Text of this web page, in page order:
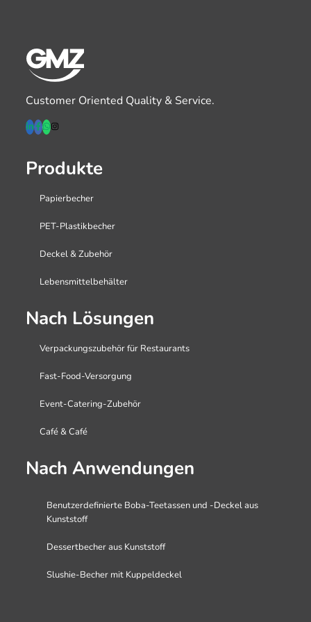
Customer Oriented Quality & Service.
Produkte
Papierbecher
PET-Plastikbecher
Deckel & Zubehör
Lebensmittelbehälter
Nach Lösungen
Verpackungszubehör für Restaurants
Fast-Food-Versorgung
Event-Catering-Zubehör
Café & Café
Nach Anwendungen
Benutzerdefinierte Boba-Teetassen und -Deckel aus
Kunststoff
Dessertbecher aus Kunststoff
Slushie-Becher mit Kuppeldeckel